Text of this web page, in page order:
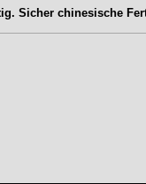
Sicher chinesische